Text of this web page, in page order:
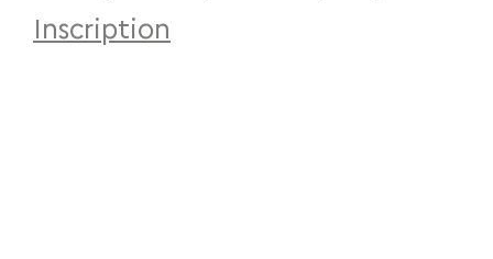
Inscription